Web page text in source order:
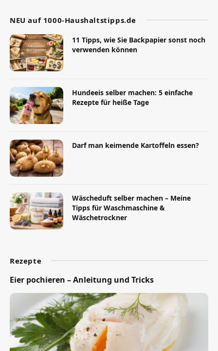
NEU auf 1000-Haushaltstipps.de
11 Tipps, wie Sie Backpapier sonst noch
verwenden können
Hundeeis selber machen: 5 einfache
Rezepte für heiße Tage
Darf man keimende Kartoffeln essen?
Wäscheduft selber machen – Meine
Tipps für Waschmaschine &
Wäschetrockner
Rezepte
Eier pochieren – Anleitung und Tricks